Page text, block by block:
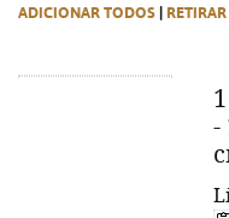
ADICIONAR TODOS
-